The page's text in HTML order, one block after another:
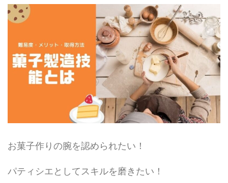
お菓子作りの腕を認められたい！
パティシエとしてスキルを磨きたい！